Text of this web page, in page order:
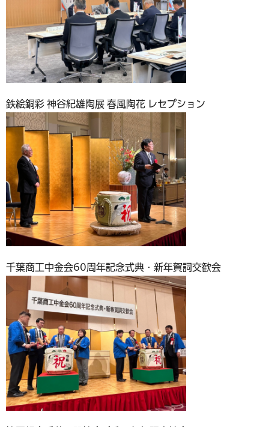
鉄絵銅彩 神谷紀雄陶展 春風陶花 レセプション
千葉商工中金会60周年記念式典・新年賀詞交歓会